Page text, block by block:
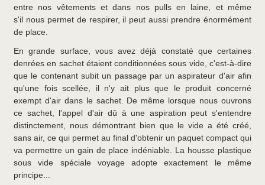
entre nos vêtements et dans nos pulls en laine, et même
s'il nous permet de respirer, il peut aussi prendre énormément
de place.
En grande surface, vous avez déjà constaté que certaines
denrées en sachet étaient conditionnées sous vide, c'est-à-dire
que le contenant subit un passage par un aspirateur d'air afin
qu'une fois scellée, il n'y ait plus que le produit concerné
exempt d'air dans le sachet. De même lorsque nous ouvrons
ce sachet, l'appel d'air dû à une aspiration peut s'entendre
distinctement, nous démontrant bien que le vide a été créé,
sans air, ce qui permet au final d'obtenir un paquet compact qui
va permettre un gain de place indéniable. La housse plastique
sous vide spéciale voyage adopte exactement le même
principe...